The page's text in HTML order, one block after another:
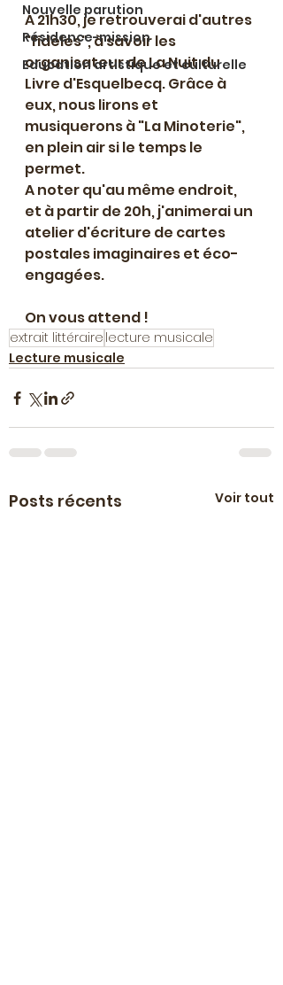
Nouvelle parution
Résidence-mission
Education artistique et culturelle
A 21h30, je retrouverai d'autres
"fidèles", à savoir les
organisateur de La Nuit du
Livre d'Esquelbecq. Grâce à
eux, nous lirons et
musiquerons à "La Minoterie",
en plein air si le temps le
permet.
A noter qu'au même endroit,
et à partir de 20h, j'animerai un
atelier d'écriture de cartes
postales imaginaires et éco-
engagées.
On vous attend !
extrait littéraire lecture musicale
Lecture musicale
Posts récents Voir tout